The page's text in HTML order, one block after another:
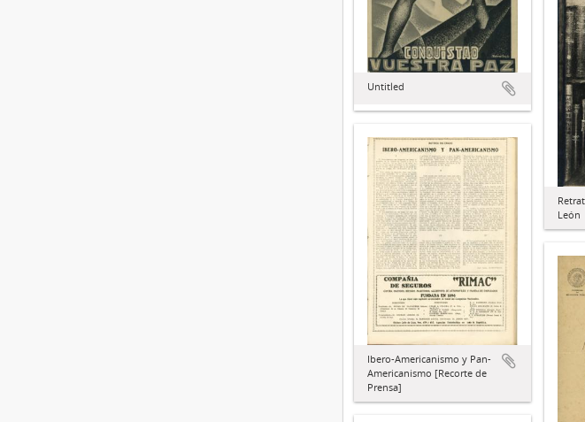
Untitled
León
Ibero-Americanismo y Pan-
Americanismo [Recorte de
Prensa]